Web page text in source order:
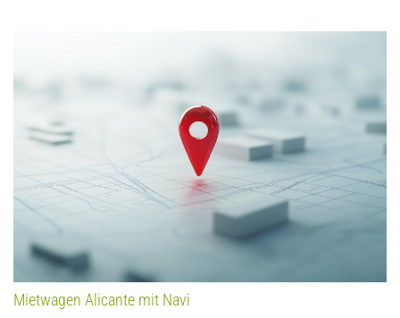
Mietwagen Alicante mit Navi